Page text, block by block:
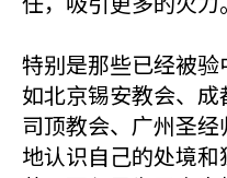
特别是那些已经被验
如北京锡安教会、
司顶教会、广州圣
地认识自己的处境